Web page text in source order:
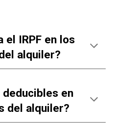
el IRPF en los
alquiler?
deducibles en
del alquiler?